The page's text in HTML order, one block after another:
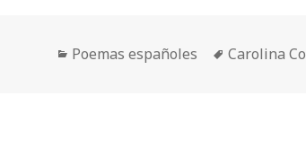
Categorías
Poemas españoles Etiquetas
Carolina